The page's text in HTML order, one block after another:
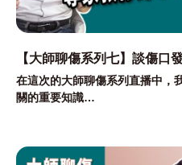
【大師聊傷系列七】談傷口
在這次的大師聊傷系列直播中，
關的重要知識
專業醫師及傷口護理師會如何來